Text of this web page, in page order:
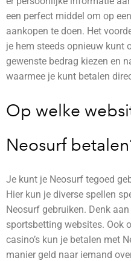
een perfect middel om op
aankopen te doen. Het
je hem steeds opnieuw kunt
gewenste bedrag kiezen en
waarmee je kunt betalen
Op welke
Neosurf
Je kunt je Neosurf tegoed
Hier kun je diverse spellen
Neosurf gebruiken. Denk
sportsbetting websites. Ook
casino’s kun je betalen met
manier geld naar iemand